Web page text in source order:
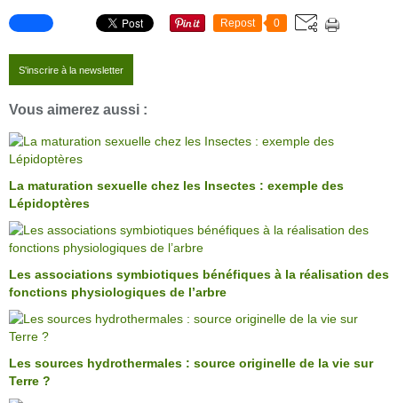
Repost 0
S'inscrire à la newsletter
Vous aimerez aussi :
La maturation sexuelle chez les Insectes : exemple des
Lépidoptères
Les associations symbiotiques bénéfiques à la réalisation des
fonctions physiologiques de l’arbre
Les sources hydrothermales : source originelle de la vie sur
Terre ?